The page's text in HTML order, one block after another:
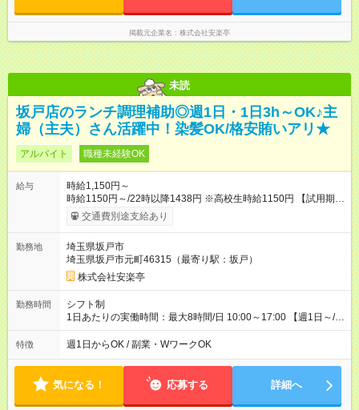
掲載元企業名 株式会社安楽亭
未読
坂戸店のランチ調理補助◎週1日・1日3h～OK♪主
婦（主夫）さん活躍中！染髪OK/格安賄いアリ★
アルバイト 職種未経験OK
給与
時給1,150円～
時給1150円～/22時以降1438円 ※高校生時給1150円 【試用期
間】試用期間あり 試用期間の長さ：12ヶ月 雇用形態、給与は本
採用時と同じです。 ※最大12ヶ月の間で、合計30時間の試用期
交通費別途支給あり
勤務地
埼玉県坂戸市
埼玉県坂戸市元町46315（最寄り駅：坂戸）
株式会社安楽亭
勤務時間
シフト制
1日あたりの実働時間：最大8時間/日 10:00～17:00 【週1日～/1
日3時間～OK！】 ＊レギュラー勤務ももちろん大歓迎！ 「子ど
ものお迎えまでの時間」 「ランチタイムだけ」 など、家庭の予
談可能◎
特徴 週1日からOK / 副業・WワークOK
気になる！ 応募する 詳細へ